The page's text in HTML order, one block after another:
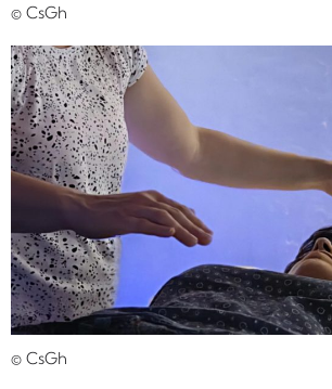
© CsGh
© CsGh